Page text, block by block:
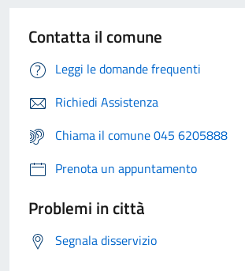
Contatta il comune
Leggi le domande frequenti
Richiedi Assistenza
Chiama il comune 045 6205888
Prenota un appuntamento
Problemi in città
Segnala disservizio